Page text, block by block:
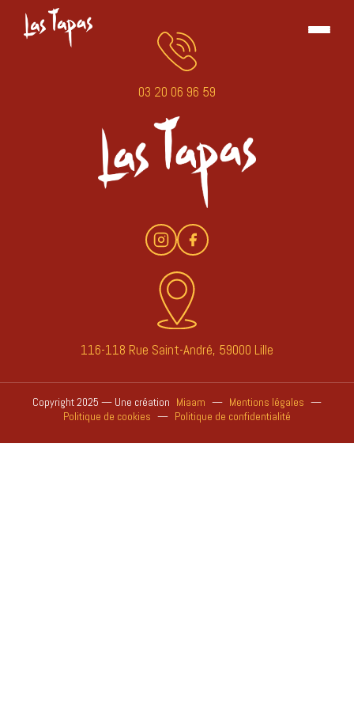
03 20 06 96 59
116-118 Rue Saint-André, 59000 Lille
Copyright 2025 — Une création Miaam — Mentions légales —
Politique de cookies — Politique de confidentialité